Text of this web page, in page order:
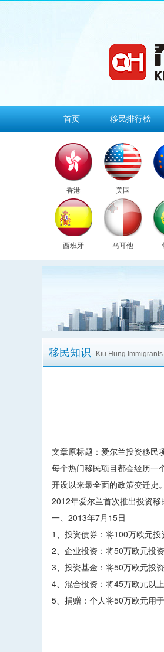
首页 移民排行榜
香港 美国
西班牙 马耳他
移民知识 Kiu Hung Immigrants
文章原标题：爱尔兰投资移民
每个热门移民项目都会经历一
开设以来最全面的政策变迁史。
2012年爱尔兰首次推出投资移
一、2013年7月15日
1、投资债券：将100万欧元投
2、企业投资：将50万欧元投
3、投资基金：将50万欧元投
4、混合投资：将45万欧元以
5、捐赠：个人将50万欧元用